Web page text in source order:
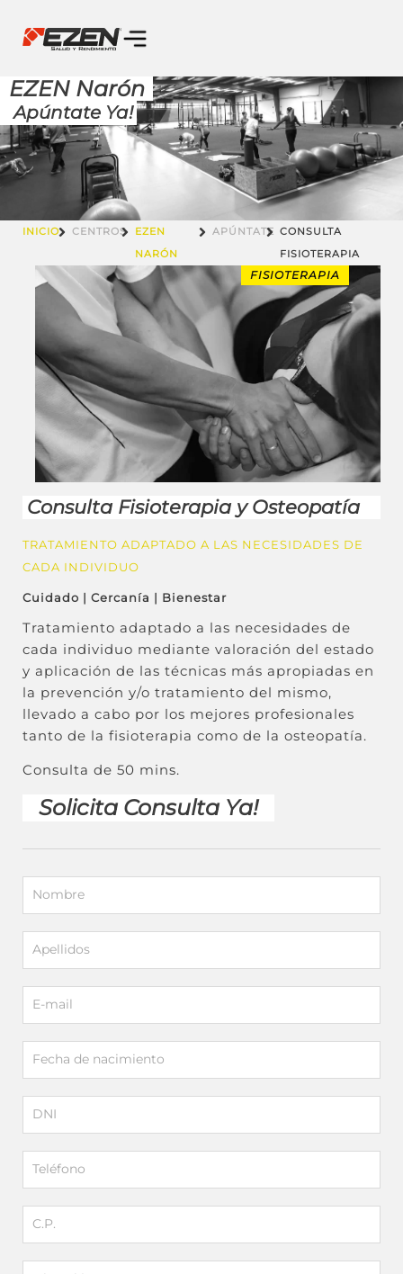
EZEN Narón
Apúntate Ya!
Solicita Consulta Ya!
Consulta Fisioterapia y Osteopatía
TRATAMIENTO ADAPTADO A LAS NECESIDADES DE
CADA INDIVIDUO
Cuidado | Cercanía | Bienestar
Tratamiento adaptado a las necesidades de
cada individuo mediante valoración del estado
y aplicación de las técnicas más apropiadas en
la prevención y/o tratamiento del mismo,
llevado a cabo por los mejores profesionales
tanto de la fisioterapia como de la osteopatía.
Consulta de 50 mins.
FISIOTERAPIA
INICIO CENTROS
EZEN
NARÓN
APÚNTATE CONSULTA
FISIOTERAPIA